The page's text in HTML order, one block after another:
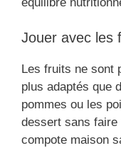
Jouer avec les
Les fruits ne sont
plus adaptés que
pommes ou les
dessert sans faire
compote maison